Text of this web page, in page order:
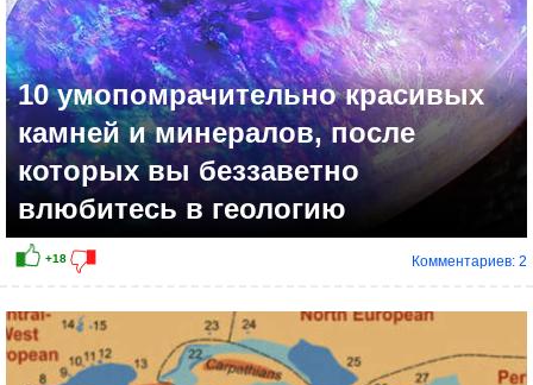
+10
10 умопомрачительно красивых
камней и минералов, после
которых вы беззаветно
влюбитесь в геологию
Комментариев: 2